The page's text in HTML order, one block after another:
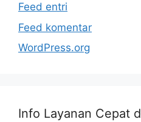
Feed entri
Feed komentar
WordPress.org
Info Layanan Cepat